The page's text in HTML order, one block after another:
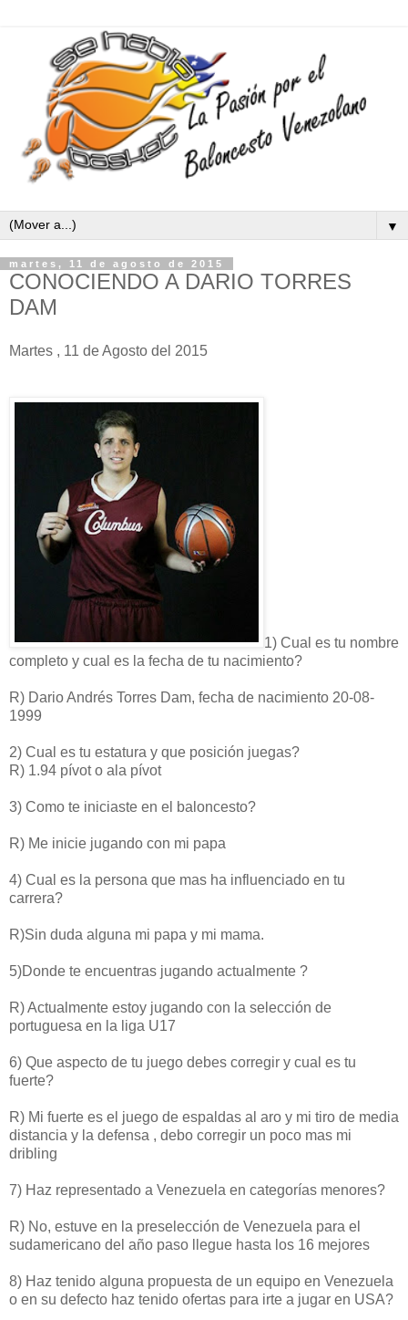
▼
martes, 11 de agosto de 2015
CONOCIENDO A DARIO TORRES
DAM
Martes , 11 de Agosto del 2015
1) Cual es tu nombre
completo y cual es la fecha de tu nacimiento?
R) Dario Andrés Torres Dam, fecha de nacimiento 20-08-
1999
2) Cual es tu estatura y que posición juegas?
R) 1.94 pívot o ala pívot
3) Como te iniciaste en el baloncesto?
R) Me inicie jugando con mi papa
4) Cual es la persona que mas ha influenciado en tu
carrera?
R)Sin duda alguna mi papa y mi mama.
5)Donde te encuentras jugando actualmente ?
R) Actualmente estoy jugando con la selección de
portuguesa en la liga U17
6) Que aspecto de tu juego debes corregir y cual es tu
fuerte?
R) Mi fuerte es el juego de espaldas al aro y mi tiro de media
distancia y la defensa , debo corregir un poco mas mi
dribling
7) Haz representado a Venezuela en categorías menores?
R) No, estuve en la preselección de Venezuela para el
sudamericano del año paso llegue hasta los 16 mejores
8) Haz tenido alguna propuesta de un equipo en Venezuela
o en su defecto haz tenido ofertas para irte a jugar en USA?